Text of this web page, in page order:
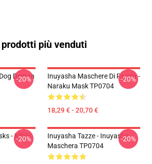
prodotti più venduti
Demon
-20%
Inuyasha Maschere Di Faccia -
Naraku Mask TP0704
18,29 € - 20,70 €
-20%
- Kilala
-20%
Inuyasha Tazze - Inuyasha
Maschera TP0704
-20%